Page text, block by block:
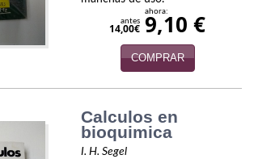
antes
14,00€
ahora:
9,10 €
COMPRAR
Calculos en
bioquimica
I. H. Segel